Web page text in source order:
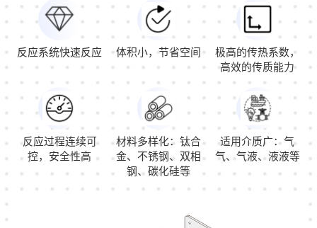
反应系统快速反应 体积小，节省空间
极高的传热系数，
高效的传质能力
反应过程连续可
控，安全性高
材料多样化：钛合
金、不锈钢、双相
钢、碳化硅等
适用介质广：气
气、气液、液液等